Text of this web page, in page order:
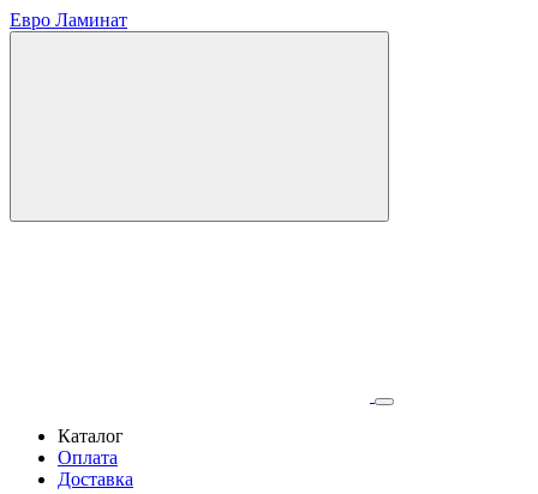
Евро Ламинат
Каталог
Оплата
Доставка